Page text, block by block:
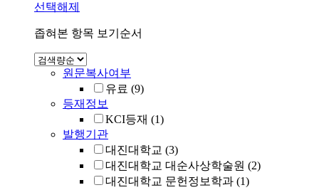
선택해제
좁혀본 항목 보기순서
원문복사여부
유료 (9)
등재정보
KCI등재 (1)
발행기관
대진대학교 (3)
대진대학교 대순사상학술원 (2)
대진대학교 문헌정보학과 (1)